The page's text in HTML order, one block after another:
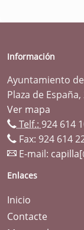
Información
Ayuntamiento
Plaza de
Ver mapa
Telf.: 924 614
Fax: 924 614
E-mail:
Enlaces
Inicio
Contacte